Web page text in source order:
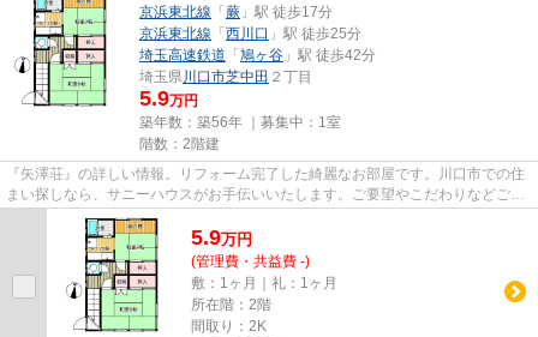
京浜東北線 「 蕨 」駅 徒歩17分
京浜東北線 「 西川口 」駅 徒歩25分
埼玉高速鉄道 「 鳩ヶ谷 」駅 徒歩42分
埼玉県川口市芝中田 ２丁目
5.9万円
築年数：築56年 ｜募集中： 1室
階数：2階建
『矢澤荘』の詳しい情報。リフォーム完了した綺麗なお部屋です。川口市での住
まい探しなら、サニーハウスがお手伝いいたします。ご要望やこだわりなどござ
いましたら、info@sunnyhouse...
5.9万円
(管理費・共益費 -)
敷：1ヶ月｜礼：1ヶ月
所在階：2階
間取り：2K